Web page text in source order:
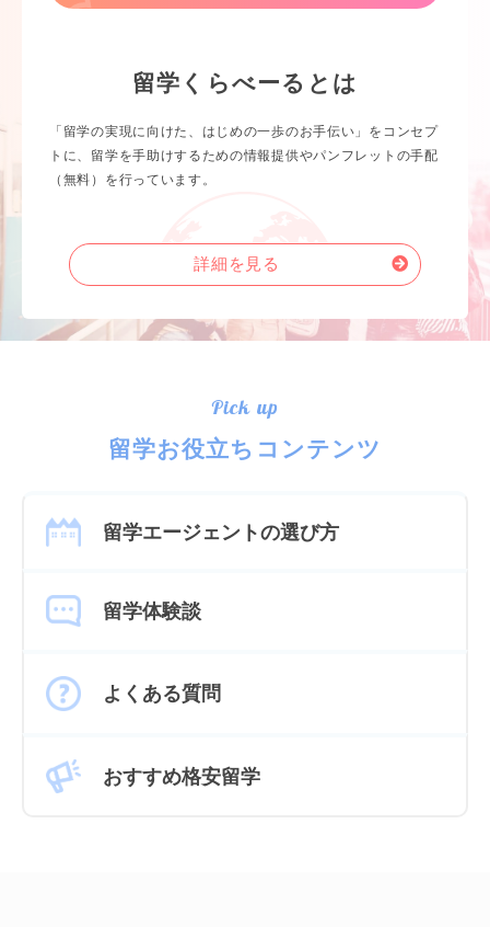
留学くらべーるとは
「留学の実現に向けた、はじめの一歩のお手伝い」をコンセプ
トに、留学を手助けするための情報提供やパンフレットの手配
（無料）を行っています。
詳細を見る
Pick up
留学お役立ちコンテンツ
留学エージェントの選び方
留学体験談
よくある質問
おすすめ格安留学